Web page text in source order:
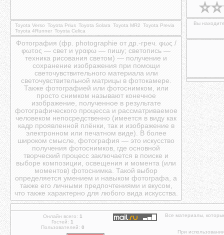
Toyota Verso Toyota Prius Toyota Solara Toyota MR2 Toyota Previa
Toyota 4Runner Toyota Celica
Фотография (фр. photographie от др.-греч. φως /
φωτος — свет и γραφω — пишу; светопись —
техника рисования светом) — получение и
сохранение изображения при помощи
светочувствительного материала или
светочувствительной матрицы в фотокамере.
Также фотографией или фотоснимком, или
просто снимком называют конечное
изображение, полученное в результате
фотографического процесса и рассматриваемое
человеком непосредственно (имеется в виду как
кадр проявленной плёнки, так и изображение в
электронном или печатном виде). В более
широком смысле, фотография — это искусство
получения фотоснимков, где основной
творческий процесс заключается в поиске и
выборе композиции, освещения и момента (или
моментов) фотоснимка. Такой выбор
определяется умением и навыком фотографа, а
также его личными предпочтениями и вкусом,
что также характерно для любого вида искусства.
Вы
Онлайн всего: 1
Гостей: 1
Пользователей: 0
Все материалы,
При